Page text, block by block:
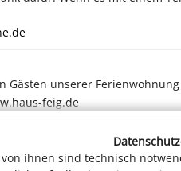
ihnen sind technisch
Gästen unserer
feig.de